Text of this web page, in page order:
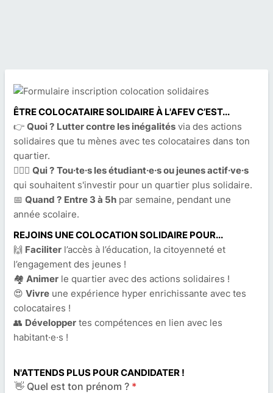
ÊTRE COLOCATAIRE SOLIDAIRE À L'AFEV C’EST...
👉 Quoi ? Lutter contre les inégalités via des actions
solidaires que tu mènes avec tes colocataires dans ton
quartier.
🙋🏽‍♀️ Qui ? Tou·te·s les étudiant·e·s ou jeunes actif·ve·s
qui souhaitent s'investir pour un quartier plus solidaire.
📅 Quand ? Entre 3 à 5h par semaine, pendant une
année scolaire.
REJOINS UNE COLOCATION SOLIDAIRE POUR...
🙌 Faciliter l’accès à l’éducation, la citoyenneté et
l’engagement des jeunes !
🏘 Animer le quartier avec des actions solidaires !
😍 Vivre une expérience hyper enrichissante avec tes
colocataires !
👥 Développer tes compétences en lien avec les
habitant·e·s !
N'ATTENDS PLUS POUR CANDIDATER !
👋 Quel est ton prénom ? *